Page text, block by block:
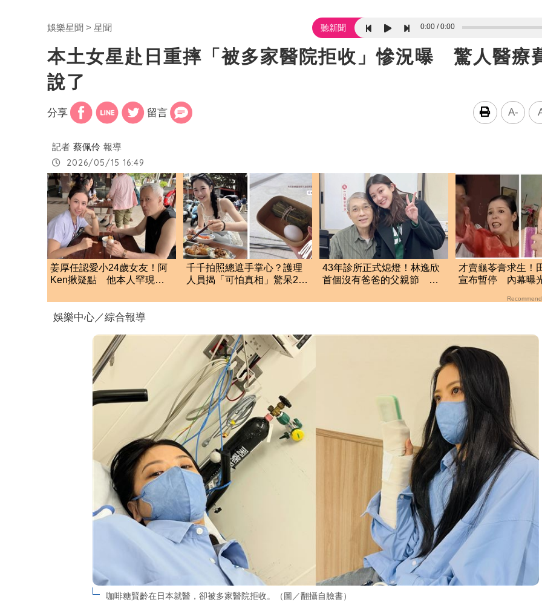
娛樂星聞 星聞 聽新聞 0:00 0:00
本土女星赴日重摔「被多家醫院拒收」慘況曝 驚人醫療
說了
分享 留言 A-
記者 蔡佩伶 報導
2026/05/15 16:49
姜厚任認愛小24歲女友！阿
Ken揪疑點 他本人罕現身6
千千拍照總遮手掌心？護理
人員揭「可怕真相」驚呆2百
43年診所正式熄燈！林逸欣
首個沒有爸爸的父親節 門
才賣龜苓膏求生！
宣布暫停 內幕曝
娛樂中心／綜合報導
咖啡糖賢齡在日本就醫，卻被多家醫院拒收。（圖／翻攝自臉書）